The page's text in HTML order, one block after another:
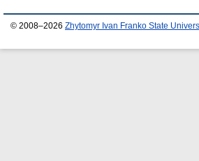
© 2008–2026 Zhytomyr Ivan Franko State